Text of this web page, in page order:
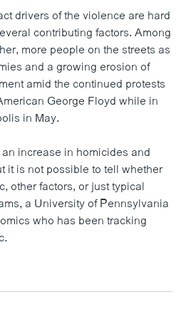
drivers of the violence are hard
contributing factors. Among
more people on the streets as
and a growing erosion of
amid the continued protests
George Floyd while in
in May.
increase in homicides and
it is not possible to tell whether
other factors, or just typical
a University of Pennsylvania
who has been tracking